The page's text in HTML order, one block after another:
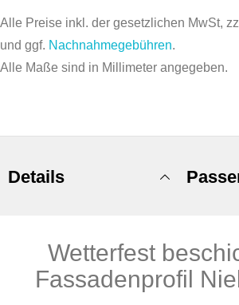
Alle Preise inkl. der gesetzlichen MwSt,
und ggf. Nachnahmegebühren.
Alle Maße sind in Millimeter angegeben.
Details
Wetterfest
Fassadenprofil